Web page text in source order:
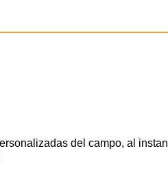
del campo, al